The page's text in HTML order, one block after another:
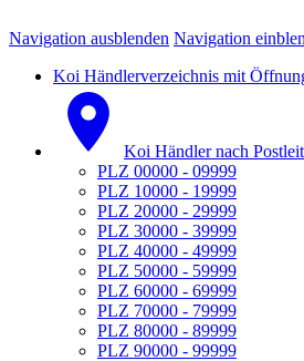
Navigation ausblenden Navigation
Koi Händlerverzeichnis mit
Koi Händler nach
PLZ 00000 - 09999
PLZ 10000 - 19999
PLZ 20000 - 29999
PLZ 30000 - 39999
PLZ 40000 - 49999
PLZ 50000 - 59999
PLZ 60000 - 69999
PLZ 70000 - 79999
PLZ 80000 - 89999
PLZ 90000 - 99999